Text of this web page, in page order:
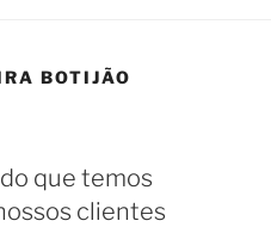
BOTIJÃO
que temos
clientes